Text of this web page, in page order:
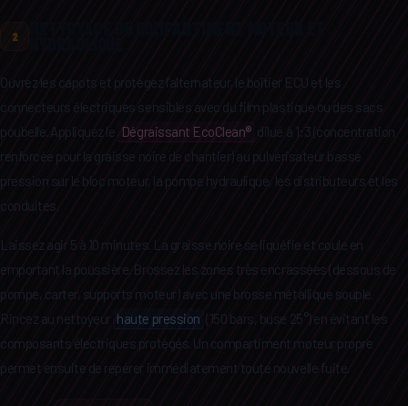
2
Ouvrez les capots et protégez l'alternateur, le boîtier ECU et les
connecteurs électriques sensibles avec du film plastique ou des sacs
poubelle. Appliquez le Dégraissant EcoClean® dilué à 1:3 (concentration
renforcée pour la graisse noire de chantier) au pulvérisateur basse
pression sur le bloc moteur, la pompe hydraulique, les distributeurs et les
conduites.
Laissez agir 5 à 10 minutes. La graisse noire se liquéfie et coule en
emportant la poussière. Brossez les zones très encrassées (dessous de
pompe, carter, supports moteur) avec une brosse métallique souple.
Rincez au nettoyeur haute pression (150 bars, buse 25°) en évitant les
composants électriques protégés. Un compartiment moteur propre
permet ensuite de repérer immédiatement toute nouvelle fuite.